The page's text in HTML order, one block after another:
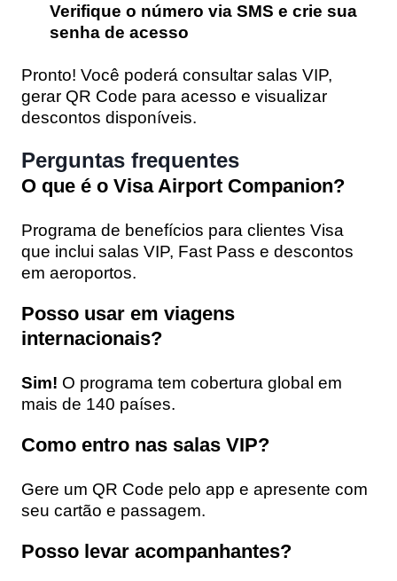
Verifique o número via SMS e crie sua
senha de acesso
Pronto! Você poderá consultar salas VIP,
gerar QR Code para acesso e visualizar
descontos disponíveis.
Perguntas frequentes
O que é o Visa Airport Companion?
Programa de benefícios para clientes Visa
que inclui salas VIP, Fast Pass e descontos
em aeroportos.
Posso usar em viagens
internacionais?
Sim! O programa tem cobertura global em
mais de 140 países.
Como entro nas salas VIP?
Gere um QR Code pelo app e apresente com
seu cartão e passagem.
Posso levar acompanhantes?